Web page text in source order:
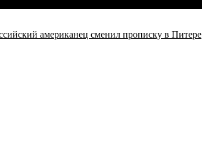
американец сменил прописку в Питере